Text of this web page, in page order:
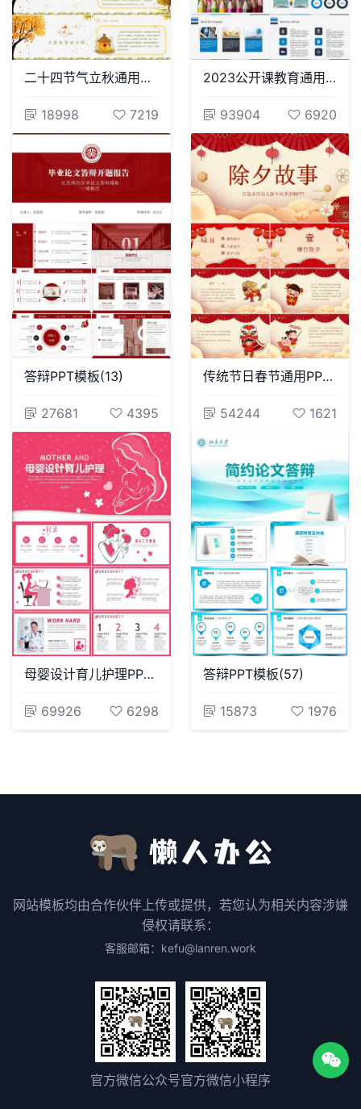
二十四节气立秋通用PPT模板(11)
18998 7219
2023公开课教育通用PPT模板
93904 6920
答辩PPT模板(13)
27681 4395
传统节日春节通用PPT模板(1)
54244 1621
母婴设计育儿护理PPT模版(2)
69926 6298
答辩PPT模板(57)
15873 1976
网站模板均由合作伙伴上传或提供，若您认为相关内容涉嫌
侵权请联系：
客服邮箱：kefu@lanren.work
官方微信公众号官方微信小程序